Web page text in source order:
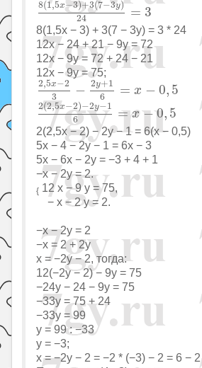
8(1,5x−3)+3(7−3y)
24
= 3
8(1,5x − 3) + 3(7 − 3y) = 3 * 24
12x − 24 + 21 − 9y = 72
12x − 9y = 72 + 24 − 21
12x − 9y = 75;
2,5x−2
3
− 2y+1
6
= x − 0, 5
2,5x −23−2y +
2(2,5x−2)−2y−1
6
= x − 0, 5
2(2,5 x− 2)−2 0
2(2,5x − 2) − 2y − 1 = 6(x − 0,5)
5x − 4 − 2y − 1 = 6x − 3
5x − 6x − 2y = −3 + 4 + 1
−x − 2y = 2.
{ 12 x − 9 y = 75,
− x − 2 y = 2.
−x − 2y = 2
−x = 2 + 2y
x = −2y − 2, тогда:
12(−2y − 2) − 9y = 75
−24y − 24 − 9y = 75
−33y = 75 + 24
−33y = 99
y = 99 : −33
y = −3;
x = −2y − 2 = −2 * (−3) − 2 = 6 − 2